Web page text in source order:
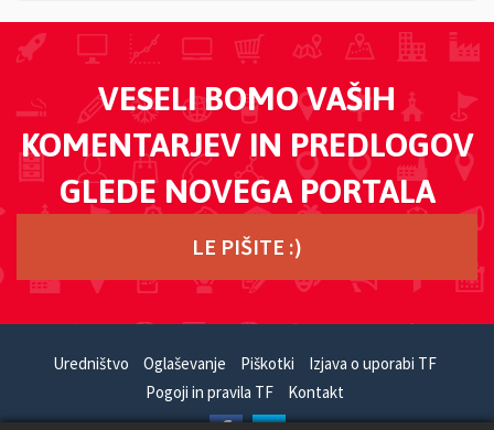
VESELI BOMO VAŠIH
KOMENTARJEV IN PREDLOGOV
GLEDE NOVEGA PORTALA
LE PIŠITE :)
Uredništvo Oglaševanje Piškotki
Izjava o uporabi TF
Pogoji in pravila TF
Kontakt